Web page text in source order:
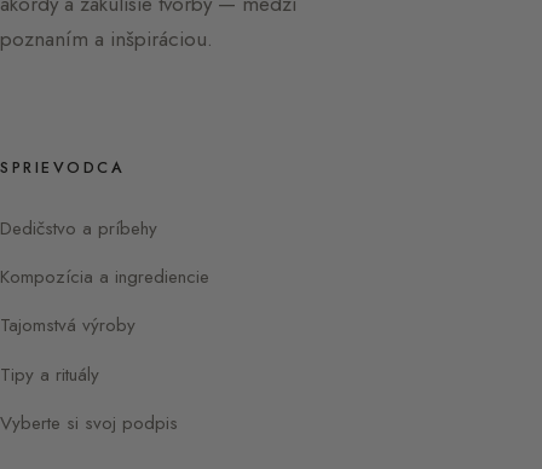
poznaním a inšpiráciou.
SPRIEVODCA
Dedičstvo a príbehy
Kompozícia a ingrediencie
Tajomstvá výroby
Tipy a rituály
Vyberte si svoj podpis